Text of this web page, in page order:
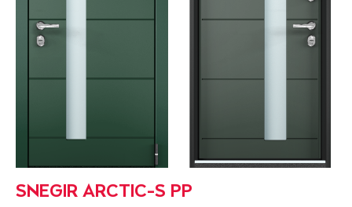
SNEGIR ARCTIC-S PP